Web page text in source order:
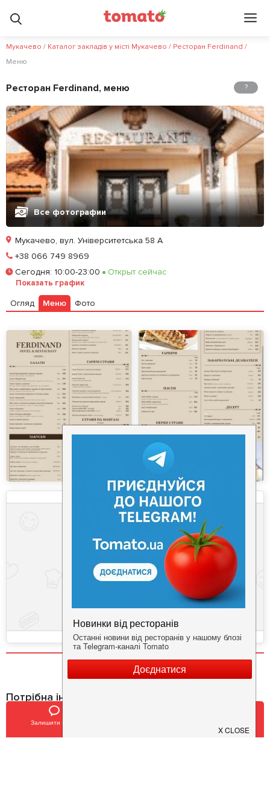
Мукачево / Каталог закладів у місті Мукачево / Ресторан Ferdinand /
Меню
Ресторан Ferdinand, меню ?
Все фотографии
Залишити відгук
Залишити відгук
Мукачево, вул. Університетська 58 А
+38 066 749 8969
Сегодня: 10:00-23:00 Открыт сейчас
Показать график
Огляд Меню Фото
Потрібна інформація про заклад?
Завантажуйте додаток!